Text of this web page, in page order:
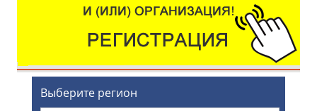
Выберите регион